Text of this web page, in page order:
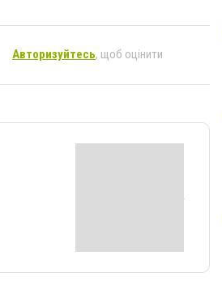
Авторизуйтесь, щоб оцінити